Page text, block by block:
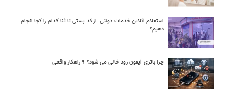
استعلام آنلاین خدمات دولتی: از کد پستی تا ثنا کدام را کجا انجام
دهیم؟
چرا باتری آیفون زود خالی می شود؟ ۹ راهکار واقعی